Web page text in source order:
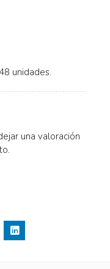
unidades.
una valoración